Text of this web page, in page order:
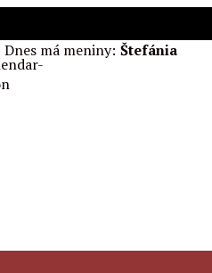
Dnes má meniny: Štefánia